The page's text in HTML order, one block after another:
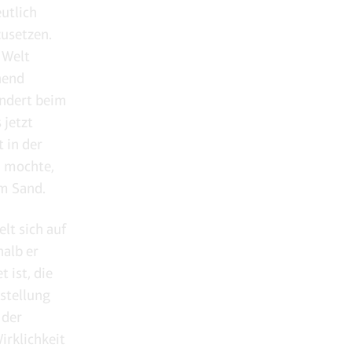
beim
jetzt
in der
mochte,
Sand.
sich auf
er
ist, die